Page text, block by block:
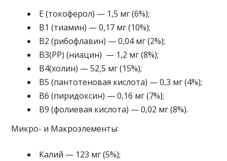
Е (токоферол) — 1,5 мг (6%);
В1 (тиамин) — 0,17 мг (10%);
В2 (рибофлавин) — 0,04 мг (2%);
В3(РР) (ниацин) — 1,2 мг (8%);
В4(холин) — 52,5 мг (15%);
В5 (пантотеновая кислота) — 0,3 мг (4%);
В6 (пиридоксин) — 0,16 мг (7%);
В9 (фолиевая кислота) — 0,02 мг (8%).
Микро- и Макроэлементы:
Калий — 123 мг (5%);